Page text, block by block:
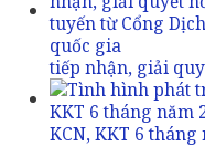
tiếp nhận, giải
KCN, KKT 6 tháng